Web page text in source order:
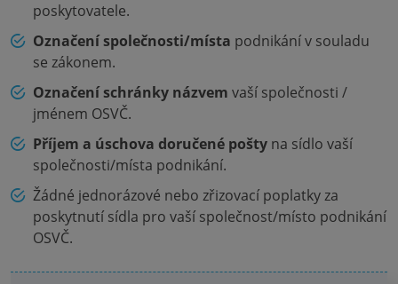
poskytovatele.
Označení společnosti/místa podnikání v souladu
se zákonem.
Označení schránky názvem vaší společnosti /
jménem OSVČ.
Příjem a úschova doručené pošty na sídlo vaší
společnosti/místa podnikání.
Žádné jednorázové nebo zřizovací poplatky za
poskytnutí sídla pro vaší společnost/místo podnikání
OSVČ.